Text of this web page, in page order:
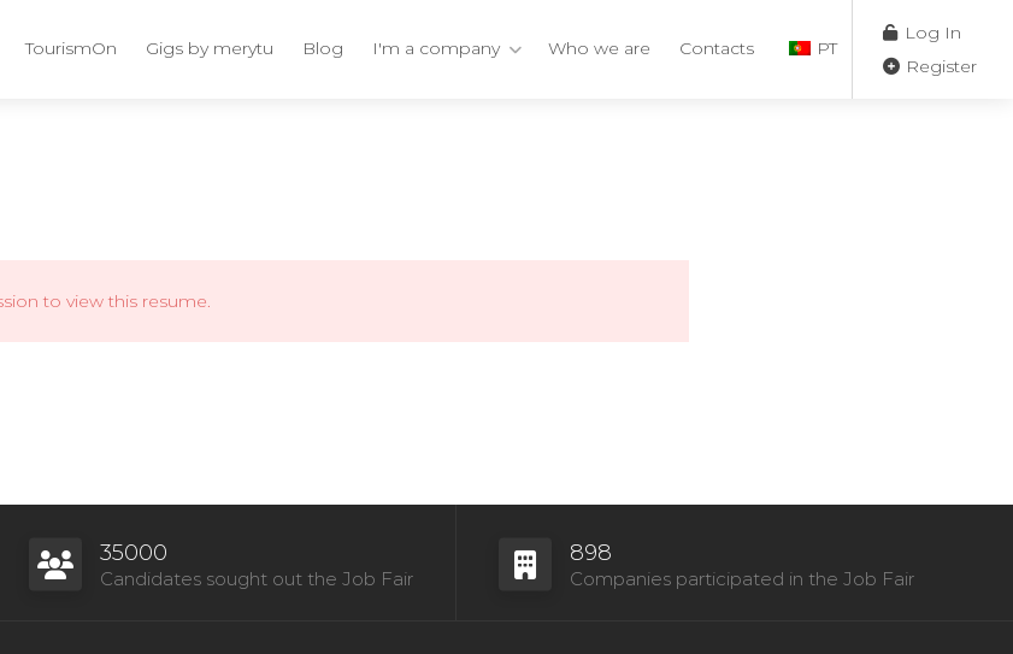
TourismOn Gigs by merytu Blog I'm a company Who we are Contacts PT
Log In
Register
to view this resume.
35000
Candidates sought out the Job Fair
898
Companies participated in the Job Fair